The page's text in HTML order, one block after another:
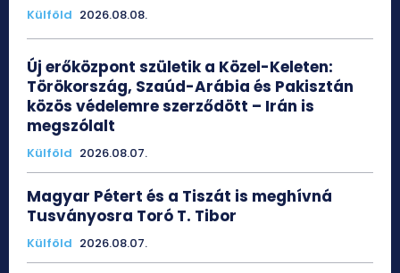
Külföld 2026.08.08.
Új erőközpont születik a Közel-Keleten:
Törökország, Szaúd-Arábia és Pakisztán
közös védelemre szerződött – Irán is
megszólalt
Külföld 2026.08.07.
Magyar Pétert és a Tiszát is meghívná
Tusványosra Toró T. Tibor
Külföld 2026.08.07.